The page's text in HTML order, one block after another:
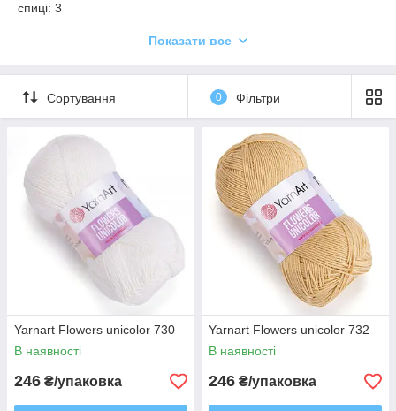
спиці: 3
Показати все
Сортування 0 Фільтри
Yarnart Flowers unicolor 730
В наявності
246 ₴/упаковка
Yarnart Flowers unicolor 732
В наявності
246 ₴/упаковка